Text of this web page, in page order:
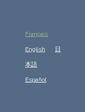
Français
English 日
本語
Español